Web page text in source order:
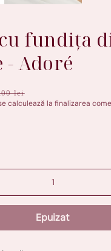
fundița
- Adoré
lei
calculează la finalizarea
Epuizat